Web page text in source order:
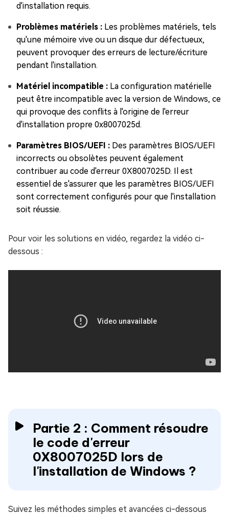
d'installation requis.
Problèmes matériels : Les problèmes matériels, tels
qu'une mémoire vive ou un disque dur défectueux,
peuvent provoquer des erreurs de lecture/écriture
pendant l'installation.
Matériel incompatible : La configuration matérielle
peut être incompatible avec la version de Windows, ce
qui provoque des conflits à l'origine de l'erreur
d'installation propre 0x8007025d.
Paramètres BIOS/UEFI : Des paramètres BIOS/UEFI
incorrects ou obsolètes peuvent également
contribuer au code d'erreur 0X8007025D. Il est
essentiel de s'assurer que les paramètres BIOS/UEFI
sont correctement configurés pour que l'installation
soit réussie.
Pour voir les solutions en vidéo, regardez la vidéo ci-
dessous :
Partie 2 : Comment résoudre
le code d'erreur
0X8007025D lors de
l'installation de Windows ?
Suivez les méthodes simples et avancées ci-dessous